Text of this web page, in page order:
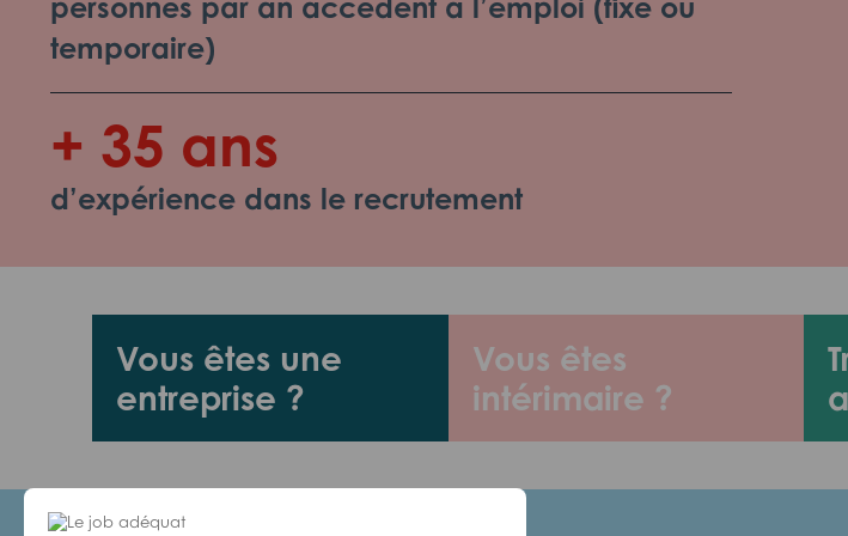
temporaire)
+ 35 ans
d’expérience dans le recrutement
Vous êtes une
entreprise ?
Vous êtes
intérimaire ?